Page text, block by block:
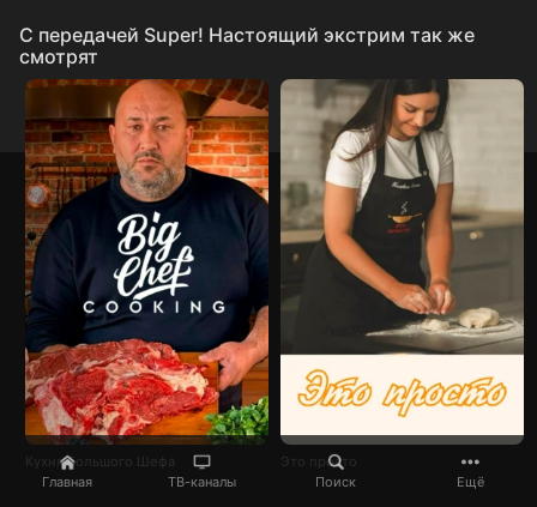
Главная ТВ-каналы Поиск Ещё
C передачей Super! Настоящий экстрим так же
смотрят
Кухня Большого Шефа Это просто